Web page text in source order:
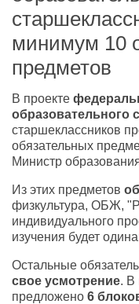
минимум 10
предметов
В проекте
образовательного
старшеклассников
обязательных
Министр
Из этих предметов
физкультура, ОБЖ,
индивидуального
изучения будет
Остальные
свое усмотрение. В
предложено 6